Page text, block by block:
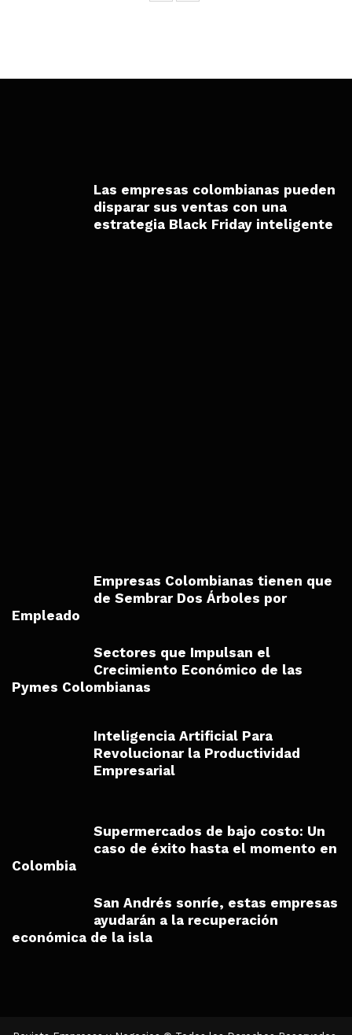
Las empresas colombianas pueden
disparar sus ventas con una
estrategia Black Friday inteligente
Empresas Colombianas tienen que
de Sembrar Dos Árboles por
Empleado
Sectores que Impulsan el
Crecimiento Económico de las
Pymes Colombianas
Inteligencia Artificial Para
Revolucionar la Productividad
Empresarial
Supermercados de bajo costo: Un
caso de éxito hasta el momento en
Colombia
San Andrés sonríe, estas empresas
ayudarán a la recuperación
económica de la isla